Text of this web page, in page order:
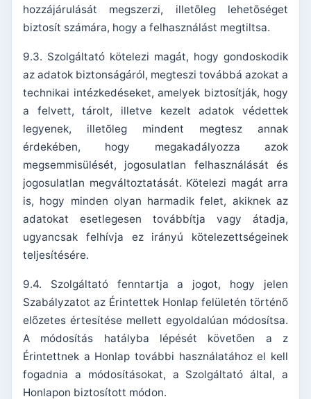
hozzájárulását megszerzi, illetõleg lehetõséget
biztosít számára, hogy a felhasználást megtiltsa.
9.3. Szolgáltató kötelezi magát, hogy gondoskodik
az adatok biztonságáról, megteszi továbbá azokat a
technikai intézkedéseket, amelyek biztosítják, hogy
a felvett, tárolt, illetve kezelt adatok védettek
legyenek, illetõleg mindent megtesz annak
érdekében, hogy megakadályozza azok
megsemmisülését, jogosulatlan felhasználását és
jogosulatlan megváltoztatását. Kötelezi magát arra
is, hogy minden olyan harmadik felet, akiknek az
adatokat esetlegesen továbbítja vagy átadja,
ugyancsak felhívja ez irányú kötelezettségeinek
teljesítésére.
9.4. Szolgáltató fenntartja a jogot, hogy jelen
Szabályzatot az Érintettek Honlap felületén történõ
elõzetes értesítése mellett egyoldalúan módosítsa.
A módosítás hatályba lépését követõen a z
Érintettnek a Honlap további használatához el kell
fogadnia a módosításokat, a Szolgáltató által, a
Honlapon biztosított módon.